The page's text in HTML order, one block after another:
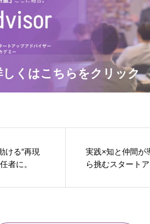
しくはこちらをクリック
ける“再現
者に。
実践×知と仲間が
ら挑むスタート